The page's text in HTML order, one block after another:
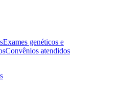
Exames genéticos e
Convênios atendidos